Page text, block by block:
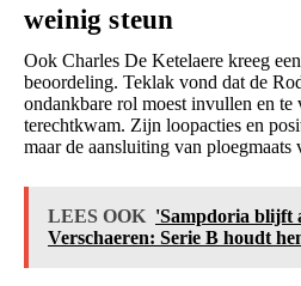
weinig steun
Ook Charles De Ketelaere kreeg
beoordeling. Teklak vond dat de
ondankbare rol moest invullen en te
terechtkwam. Zijn loopacties en
maar de aansluiting van
LEES OOK 'Sampdoria blijft
Verschaeren: Serie B houdt